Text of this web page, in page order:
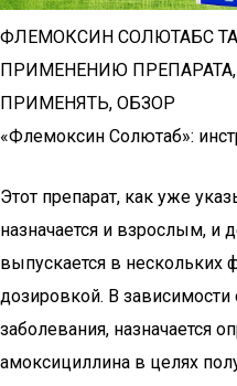
ФЛЕМОКСИН СОЛЮТАБС
ПРИМЕНЕНИЮ
ПРИМЕНЯТЬ, ОБЗОР
«Флемоксин Солютаб»:
Этот препарат, как уже
назначается и взрослым, и
выпускается в нескольких
дозировкой. В зависимости
заболевания, назначается
амоксициллина в целях